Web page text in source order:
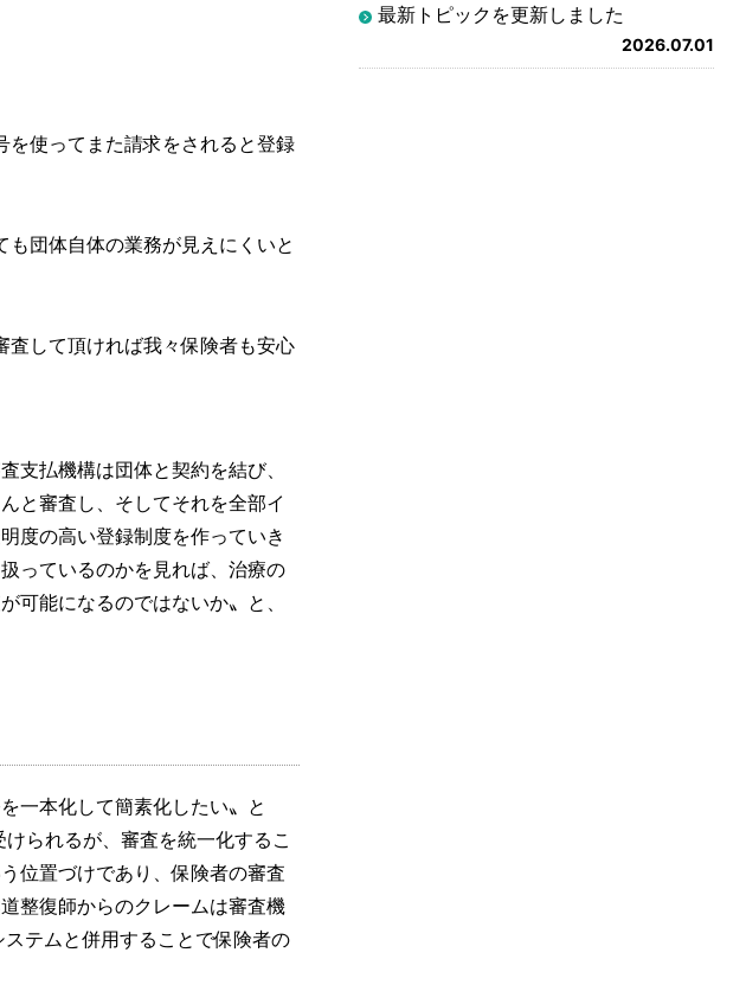
を使ってまた請求をされると登録
団体自体の業務が見えにくいと
査して頂ければ我々保険者も安心
支払機構は団体と契約を結び、
と審査し、そしてそれを全部イ
度の高い登録制度を作っていき
っているのかを見れば、治療の
可能になるのではないか〟と、
一本化して簡素化したい〟と
られるが、審査を統一化するこ
位置づけであり、保険者の審査
整復師からのクレームは審査機
テムと併用することで保険者の
最新トピックを更新しました
2026.07.01